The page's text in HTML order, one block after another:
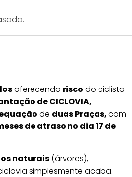
oferecendo risco do ciclista
de CICLOVIA,
de duas Praças,com
de atraso no dia 17 de
naturais (árvores),
simplesmente acaba.